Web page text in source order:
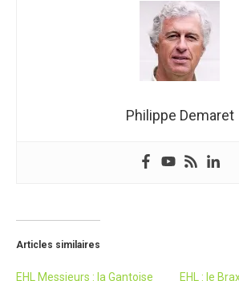
Philippe Demaret
Articles similaires
EHL Messieurs : la Gantoise EHL : le